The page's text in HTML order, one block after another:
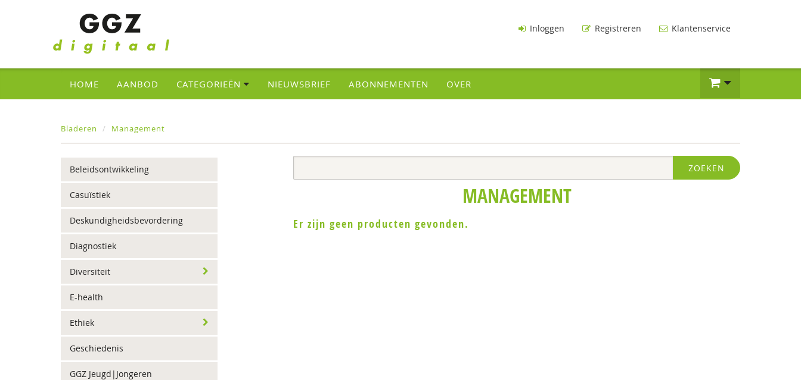
Inloggen Registreren Klantenservice
HOME AANBOD CATEGORIEËN NIEUWSBRIEF ABONNEMENTEN OVER
Bladeren Management
Beleidsontwikkeling
Casuïstiek
Deskundigheidsbevordering
Diagnostiek
Diversiteit
E-health
Ethiek
Geschiedenis
GGZ Jeugd|Jongeren
ZOEKEN
MANAGEMENT
Er zijn geen producten gevonden.